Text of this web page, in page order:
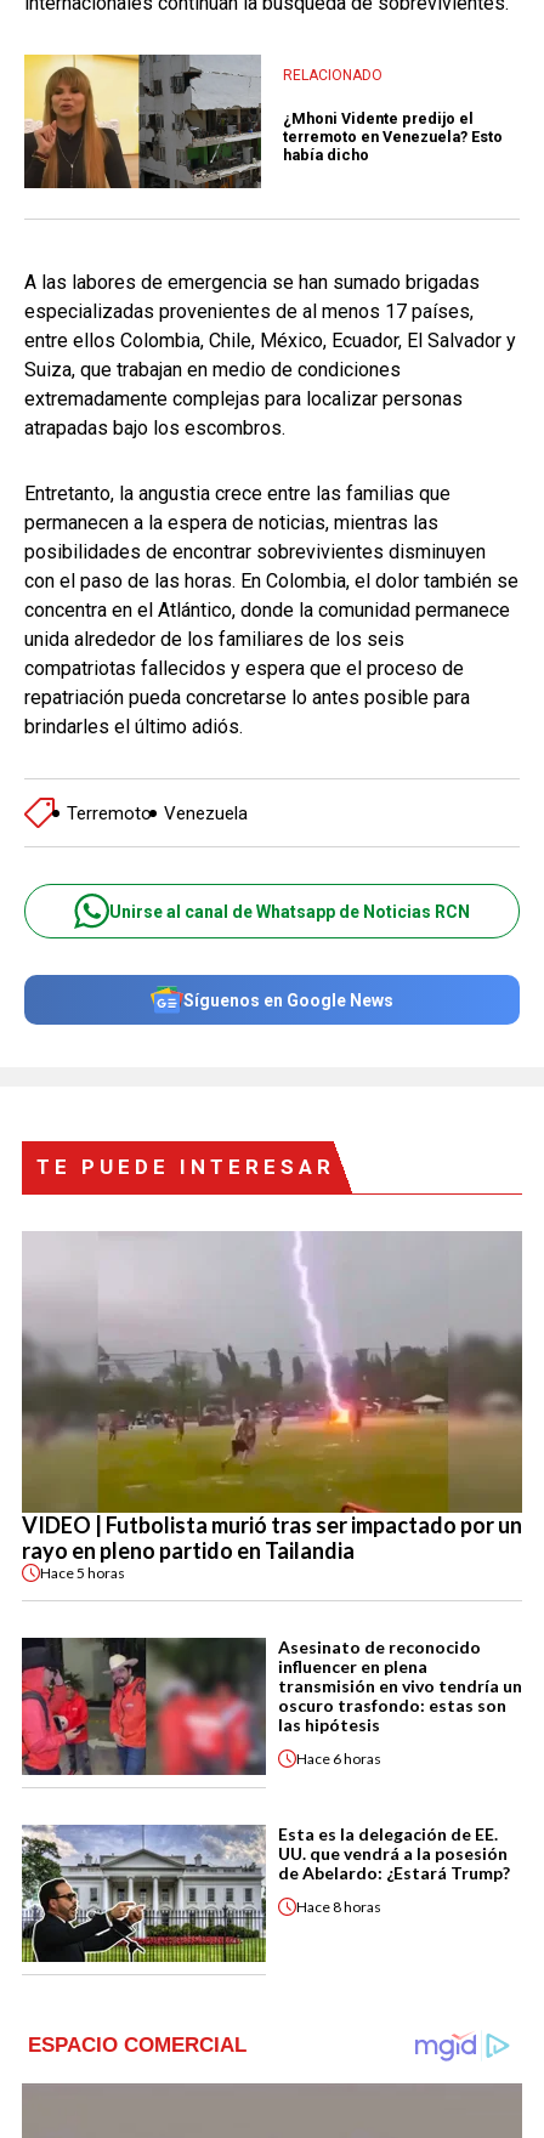
RELACIONADO
¿Mhoni Vidente predijo el
terremoto en Venezuela? Esto
había dicho
A las labores de emergencia se han sumado brigadas
especializadas provenientes de al menos 17 países,
entre ellos Colombia, Chile, México, Ecuador, El Salvador y
Suiza, que trabajan en medio de condiciones
extremadamente complejas para localizar personas
atrapadas bajo los escombros.
Entretanto, la angustia crece entre las familias que
permanecen a la espera de noticias, mientras las
posibilidades de encontrar sobrevivientes disminuyen
con el paso de las horas. En Colombia, el dolor también se
concentra en el Atlántico, donde la comunidad permanece
unida alrededor de los familiares de los seis
compatriotas fallecidos y espera que el proceso de
repatriación pueda concretarse lo antes posible para
brindarles el último adiós.
Terremoto Venezuela
Unirse al canal de Whatsapp de Noticias RCN
Síguenos en Google News
TE PUEDE INTERESAR
VIDEO | Futbolista murió tras ser impactado por un
rayo en pleno partido en Tailandia
Hace5 horas
Asesinato de reconocido
influencer en plena
transmisión en vivo tendría un
oscuro trasfondo: estas son
las hipótesis
Hace 6 horas
Esta es la delegación de EE.
UU. que vendrá a la posesión
de Abelardo: ¿Estará Trump?
Hace8 horas